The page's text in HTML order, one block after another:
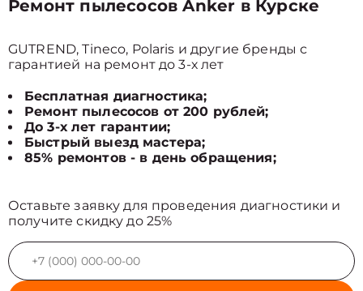
Ремонт пылесосов Anker в Курске
GUTREND, Tineco, Polaris и другие бренды с
гарантией на ремонт до 3-х лет
Бесплатная диагностика;
Ремонт пылесосов от 200 рублей;
До 3-х лет гарантии;
Быстрый выезд мастера;
85% ремонтов - в день обращения;
Оставьте заявку для проведения диагностики и
получите скидку до 25%